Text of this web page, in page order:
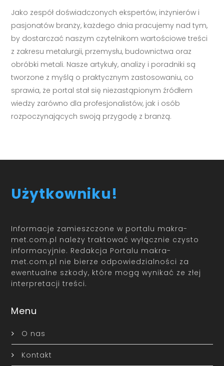
Jako zespół doświadczonych ekspertów, inżynierów i
pasjonatów branży, każdego dnia pracujemy nad tym,
by dostarczać naszym czytelnikom wartościowe treści
z zakresu metalurgii, przemysłu, budownictwa oraz
obróbki metali. Nasze artykuły, analizy i poradniki są
tworzone z myślą o praktycznym zastosowaniu, co
sprawia, że portal stał się niezastąpionym źródłem
wiedzy zarówno dla profesjonalistów, jak i osób
rozpoczynających swoją przygodę z branżą.
Użytkowniku!
Informacje zamieszczone w portalu makra-
met.com.pl należy traktować wyłącznie czysto
informacyjnie. Redakcja Portalu makra-
met.com.pl nie bierze odpowiedzialności za
ewentualne szkody, które mogą wynikać ze złej
interpretacji treści.
Menu
O nas
Kontakt